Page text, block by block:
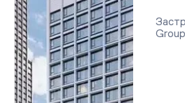
Проектная декларация от
Проектная декларация от
Проектная декларация от
Проектная декларация от
Проектная декларация от
Проектная декларация от
Проектная декларация от
Проектная декларация от